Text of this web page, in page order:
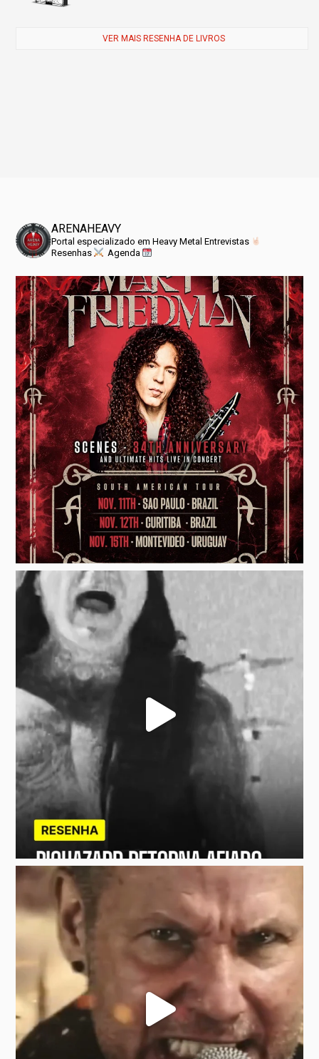
VER MAIS RESENHA DE LIVROS
ARENAHEAVY
Portal especializado em Heavy Metal Entrevistas
Resenhas
Agenda